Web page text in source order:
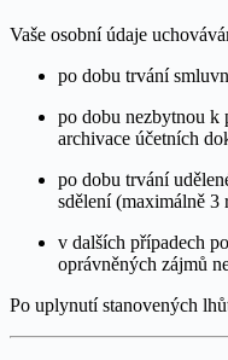
Vaše osobní údaje
po dobu trvání
po dobu nezbytnou k
archivace účetních
po dobu trvání
sdělení (maximálně 3
v dalších případech
oprávněných zájmů
Po uplynutí stanovených